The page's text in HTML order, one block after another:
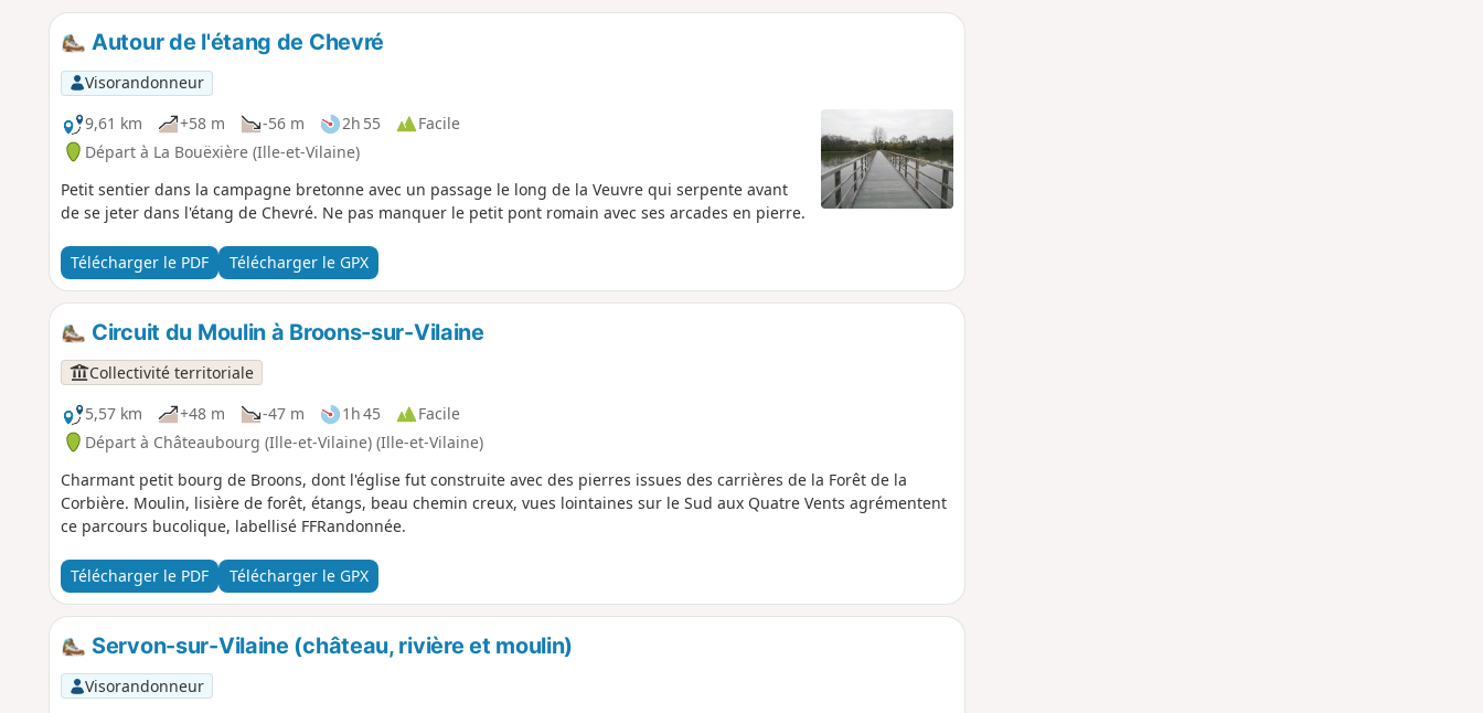
Autour de l'étang de Chevré
Visorandonneur
9,61 km
+58 m -56 m 2h 55
Facile
Départ à La Bouëxière (Ille-et-Vilaine)
Petit sentier dans la campagne bretonne avec un passage le long de la Veuvre qui serpente avant
de se jeter dans l'étang de Chevré. Ne pas manquer le petit pont romain avec ses arcades en pierre.
Télécharger le PDF Télécharger le GPX
Circuit du Moulin à Broons-sur-Vilaine
Collectivité territoriale
5,57 km
+48 m -47 m 1h 45
Facile
Départ à Châteaubourg (Ille-et-Vilaine) (Ille-et-Vilaine)
Charmant petit bourg de Broons, dont l'église fut construite avec des pierres issues des carrières de la Forêt de la
Corbière. Moulin, lisière de forêt, étangs, beau chemin creux, vues lointaines sur le Sud aux Quatre Vents agrémentent
ce parcours bucolique, labellisé FFRandonnée.
Télécharger le PDF Télécharger le GPX
Servon-sur-Vilaine (château, rivière et moulin)
Visorandonneur